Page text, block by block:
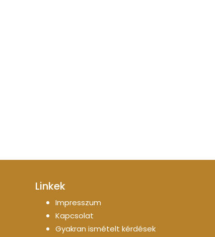
Linkek
Impresszum
Kapcsolat
Gyakran ismételt kérdések